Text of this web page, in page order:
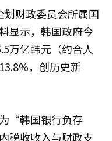
财政委员会所属国
显示，韩国政府今
万亿韩元（约合人
，创历史新
“韩国银行负存
税收收入与财政支